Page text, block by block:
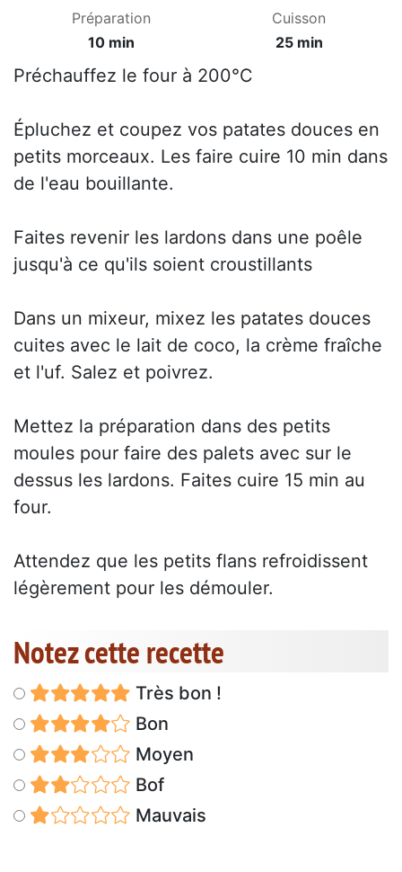
Préparation
10 min
Cuisson
25 min
Préchauffez le four à 200°C
Épluchez et coupez vos patates douces en
petits morceaux. Les faire cuire 10 min dans
de l'eau bouillante.
Faites revenir les lardons dans une poêle
jusqu'à ce qu'ils soient croustillants
Dans un mixeur, mixez les patates douces
cuites avec le lait de coco, la crème fraîche
et l'uf. Salez et poivrez.
Mettez la préparation dans des petits
moules pour faire des palets avec sur le
dessus les lardons. Faites cuire 15 min au
four.
Attendez que les petits flans refroidissent
légèrement pour les démouler.
Notez cette recette
Très bon !
Bon
Moyen
Bof
Mauvais